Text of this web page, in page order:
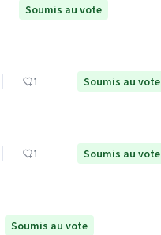
Soumis au vote
1 Soumis au vote
1 Soumis au vote
Soumis au vote